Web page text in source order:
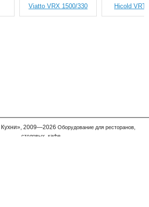
Viatto VRX 1500/330
Hicold
2009—2026 Оборудование для ресторанов,
столовых, кафе